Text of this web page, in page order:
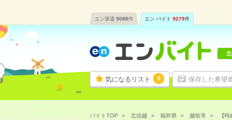
エン派遣 5088件 エン バイト 9279件
気になるリスト 0 保存した希望
バイトTOP 北信越 福井県 越前市 【時